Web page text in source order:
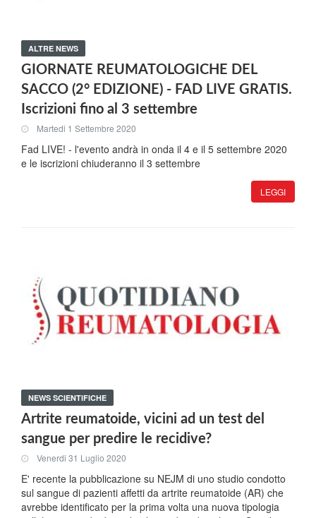
ALTRE NEWS
GIORNATE REUMATOLOGICHE DEL
SACCO (2° EDIZIONE) - FAD LIVE GRATIS.
Iscrizioni fino al 3 settembre
Martedi 1 Settembre 2020
Fad LIVE! - l'evento andrà in onda il 4 e il 5 settembre 2020
e le iscrizioni chiuderanno il 3 settembre
LEGGI
NEWS SCIENTIFICHE
Artrite reumatoide, vicini ad un test del
sangue per predire le recidive?
Venerdi 31 Luglio 2020
E' recente la pubblicazione su NEJM di uno studio condotto
sul sangue di pazienti affetti da artrite reumatoide (AR) che
avrebbe identificato per la prima volta una nuova tipologia